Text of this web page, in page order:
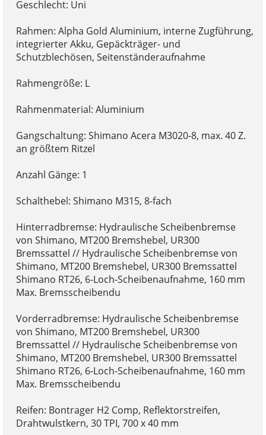
Geschlecht: Uni
Rahmen: Alpha Gold Aluminium, interne Zugführung,
integrierter Akku, Gepäckträger- und
Schutzblechösen, Seitenständeraufnahme
Rahmengröße: L
Rahmenmaterial: Aluminium
Gangschaltung: Shimano Acera M3020-8, max. 40 Z.
an größtem Ritzel
Anzahl Gänge: 1
Schalthebel: Shimano M315, 8-fach
Hinterradbremse: Hydraulische Scheibenbremse
von Shimano, MT200 Bremshebel, UR300
Bremssattel // Hydraulische Scheibenbremse von
Shimano, MT200 Bremshebel, UR300 Bremssattel
Shimano RT26, 6-Loch-Scheibenaufnahme, 160 mm
Max. Bremsscheibendu
Vorderradbremse: Hydraulische Scheibenbremse
von Shimano, MT200 Bremshebel, UR300
Bremssattel // Hydraulische Scheibenbremse von
Shimano, MT200 Bremshebel, UR300 Bremssattel
Shimano RT26, 6-Loch-Scheibenaufnahme, 160 mm
Max. Bremsscheibendu
Reifen: Bontrager H2 Comp, Reflektorstreifen,
Drahtwulstkern, 30 TPI, 700 x 40 mm